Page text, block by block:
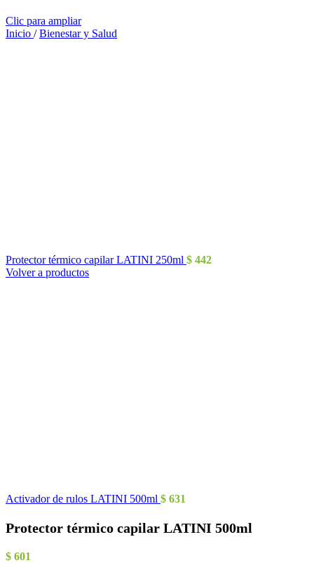
Clic para ampliar
Inicio / Bienestar y Salud
Protector térmico capilar LATINI 250ml $ 442
Volver a productos
Activador de rulos LATINI 500ml $ 631
Protector térmico capilar LATINI 500ml
$ 601